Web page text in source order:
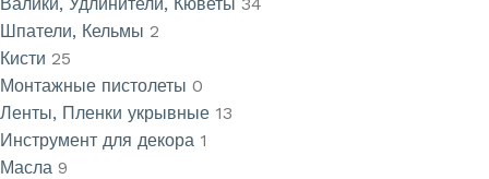
Шпатели, Кельмы 2
Кисти 25
Монтажные пистолеты 0
Ленты, Пленки укрывные 13
Инструмент для декора 1
Масла 9